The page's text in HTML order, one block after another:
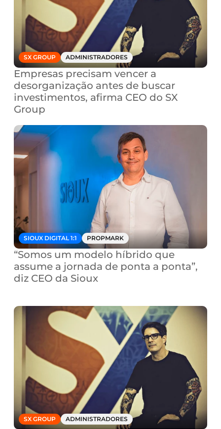
SX GROUP ADMINISTRADORES
Empresas precisam vencer a
desorganização antes de buscar
investimentos, afirma CEO do SX
Group
SIOUX DIGITAL 1:1 PROPMARK
“Somos um modelo híbrido que
assume a jornada de ponta a ponta”,
diz CEO da Sioux
SX GROUP ADMINISTRADORES